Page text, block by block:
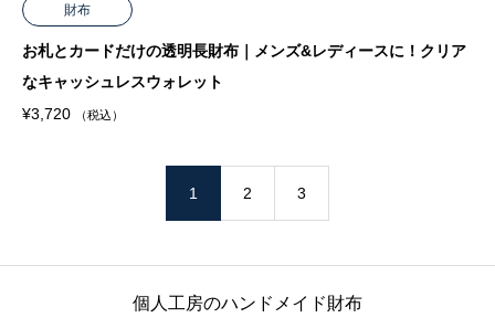
財布
お札とカードだけの透明長財布｜メンズ&レディースに！クリア
なキャッシュレスウォレット
¥3,720 （税込）
1 2 3
個人工房のハンドメイド財布